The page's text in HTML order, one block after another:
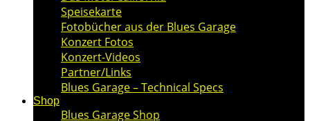
Speisekarte
Fotobücher aus der Blues Garage
Konzert Fotos
Konzert-Videos
Partner/Links
Blues Garage – Technical Specs
Shop
Blues Garage Shop